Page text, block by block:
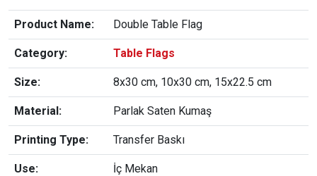
Product Name: Double Table Flag
Category: Table Flags
Size: 8x30 cm, 10x30 cm, 15x22.5 cm
Material: Parlak Saten Kumaş
Printing Type: Transfer Baskı
Use: İç Mekan